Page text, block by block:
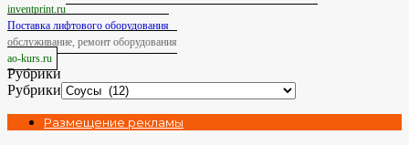
inventprint.ru
Поставка лифтового оборудования
обслуживание, ремонт оборудования
ao-kurs.ru
Рубрики
Рубрики
Размещение рекламы